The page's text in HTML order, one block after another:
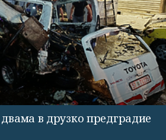
в друзко предградие